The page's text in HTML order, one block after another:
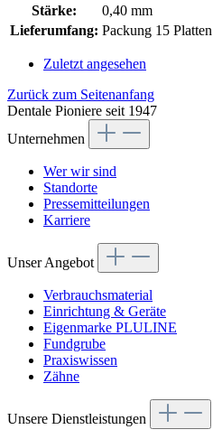
Stärke:
0,40 mm
Lieferumfang: Packung 15 Platten
Zuletzt angesehen
Zurück zum Seitenanfang
Dentale Pioniere seit 1947
Unternehmen
Wer wir sind
Standorte
Pressemitteilungen
Karriere
Unser Angebot
Verbrauchsmaterial
Einrichtung & Geräte
Eigenmarke PLULINE
Fundgrube
Praxiswissen
Zähne
Unsere Dienstleistungen